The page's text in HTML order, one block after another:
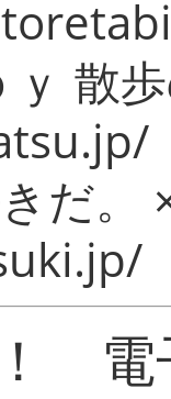
散
だ。
電